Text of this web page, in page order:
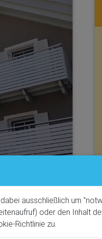
ausschließlich um
oder den Inhalt
Richtlinie zu.